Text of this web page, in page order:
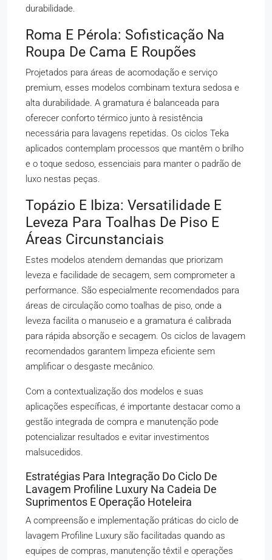
durabilidade.
Roma E Pérola: Sofisticação Na
Roupa De Cama E Roupões
Projetados para áreas de acomodação e serviço
premium, esses modelos combinam textura sedosa e
alta durabilidade. A gramatura é balanceada para
oferecer conforto térmico junto à resistência
necessária para lavagens repetidas. Os ciclos Teka
aplicados contemplam processos que mantêm o brilho
e o toque sedoso, essenciais para manter o padrão de
luxo nestas peças.
Topázio E Ibiza: Versatilidade E
Leveza Para Toalhas De Piso E
Áreas Circunstanciais
Estes modelos atendem demandas que priorizam
leveza e facilidade de secagem, sem comprometer a
performance. São especialmente recomendados para
áreas de circulação como toalhas de piso, onde a
leveza facilita o manuseio e a gramatura é calibrada
para rápida absorção e secagem. Os ciclos de lavagem
recomendados garantem limpeza eficiente sem
amplificar o desgaste mecânico.
Com a contextualização dos modelos e suas
aplicações específicas, é importante destacar como a
gestão integrada de compra e manutenção pode
potencializar resultados e evitar investimentos
malsucedidos.
Estratégias Para Integração Do Ciclo De
Lavagem Profiline Luxury Na Cadeia De
Suprimentos E Operação Hoteleira
A compreensão e implementação práticas do ciclo de
lavagem Profiline Luxury são facilitadas quando as
equipes de compras, manutenção têxtil e operações